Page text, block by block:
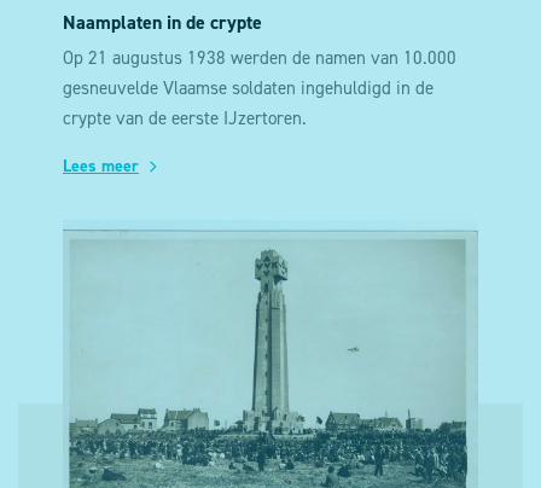
Naamplaten in de crypte
Op 21 augustus 1938 werden de namen van 10.000
gesneuvelde Vlaamse soldaten ingehuldigd in de
crypte van de eerste IJzertoren.
Lees meer